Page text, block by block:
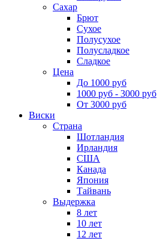
Сахар
Брют
Сухое
Полусухое
Полусладкое
Сладкое
Цена
До 1000 руб
1000 руб - 3000 руб
От 3000 руб
Виски
Страна
Шотландия
Ирландия
США
Канада
Япония
Тайвань
Выдержка
8 лет
10 лет
12 лет